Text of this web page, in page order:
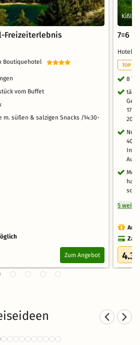
Freizeiterlebnis
Boutiquehotel
vom Buffet
süßen & salzigen Snacks /14:30-
Zum Angebot
7=6
Hotel
TOP
8
17
5
4.3
den Bergen
Angebote